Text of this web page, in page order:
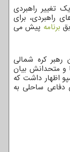
تغییر راهبردی
راهبردی، برای
برنامه پیش می
رهبر کره شمالی
و متحدانش بیان
اظهار داشت که
دفاعی ساحلی به